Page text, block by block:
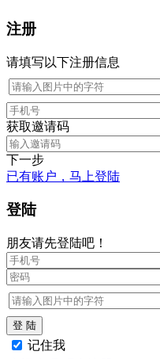
注册
请填写以下注册信息
获取邀请码
下一步
已有账户，马上登陆
登陆
朋友请先登陆吧！
记住我